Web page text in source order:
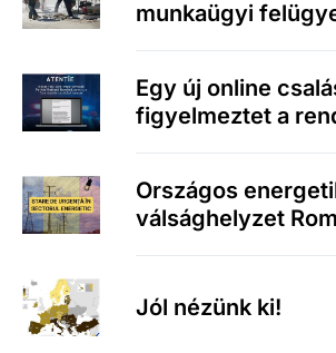
munkaügyi
Egy új online
figyelmeztet a
Országos
válsághelyzet
Jól nézünk ki!